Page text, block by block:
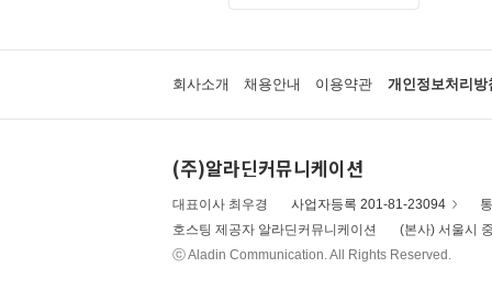
회사소개 채용안내 이용약관 개인정보처리방
(주)알라딘커뮤니케이션
대표이사 최우경 사업자등록 201-81-23094
호스팅 제공자 알라딘커뮤니케이션
(본사) 서울시
ⓒ Aladin Communication. All Rights Reserved.